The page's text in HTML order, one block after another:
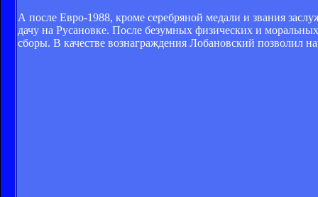
А после Евро-1988, кроме серебряной медали и звания
дачу на Русановке. После безумных физических и
сборы. В качестве вознаграждения Лобановский позволил